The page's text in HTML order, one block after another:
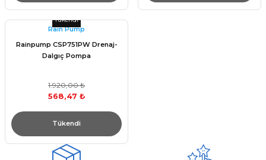
Tükendi
Raın Pump
Rainpump CSP751PW Drenaj-
Dalgıç Pompa
1.920,00 ₺
568,47 ₺
Tükendi